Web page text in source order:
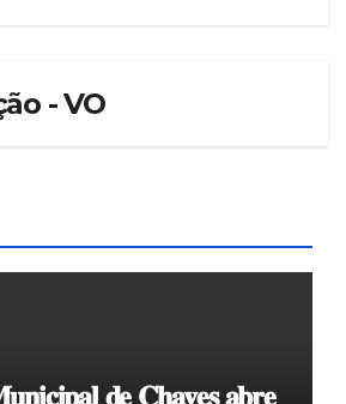
- VO
𝐝𝐞 𝐂𝐡𝐚𝐯𝐞𝐬 𝐚𝐛𝐫𝐞